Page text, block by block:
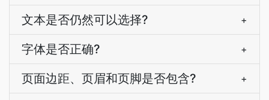
文本是否仍然可以选择? +
字体是否正确? +
页面边距、页眉和页脚是否包含? +